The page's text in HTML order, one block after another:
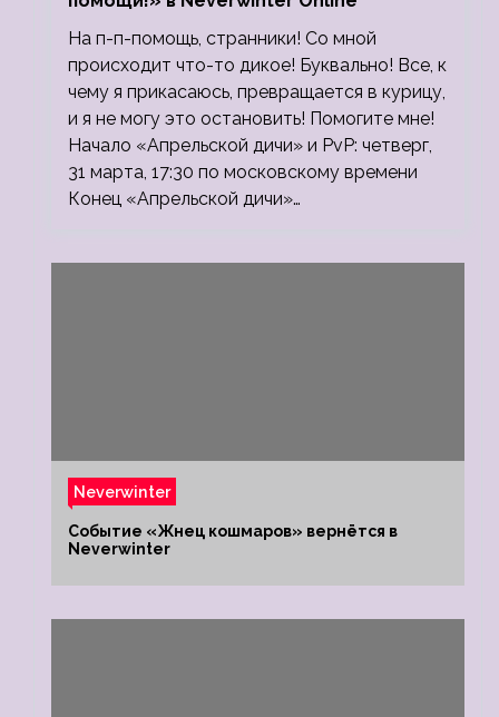
На п-п-помощь, странники! Со мной
происходит что-то дикое! Буквально! Все, к
чему я прикасаюсь, превращается в курицу,
и я не могу это остановить! Помогите мне!
Начало «Апрельской дичи» и PvP: четверг,
31 марта, 17:30 по московскому времени
Конец «Апрельской дичи»…
Neverwinter
Событие «Жнец кошмаров» вернётся в
Neverwinter